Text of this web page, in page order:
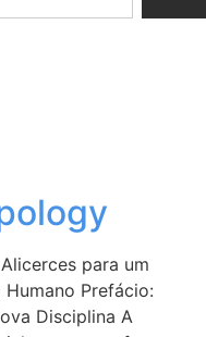
para um
Prefácio:
Disciplina A